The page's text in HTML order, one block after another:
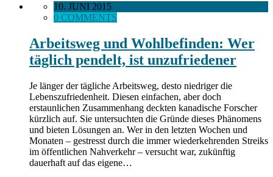
10. JUNI 2015
0 COMMENTS
Arbeitsweg und Wohlbefinden: Wer
täglich pendelt, ist unzufriedener
Je länger der tägliche Arbeitsweg, desto niedriger die
Lebenszufriedenheit. Diesen einfachen, aber doch
erstaunlichen Zusammenhang deckten kanadische Forscher
kürzlich auf. Sie untersuchten die Gründe dieses Phänomens
und bieten Lösungen an. Wer in den letzten Wochen und
Monaten – gestresst durch die immer wiederkehrenden Streiks
im öffentlichen Nahverkehr – versucht war, zukünftig
dauerhaft auf das eigene…